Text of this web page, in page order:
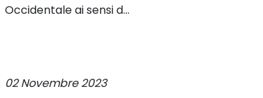
Occidentale ai sensi d...
02 Novembre 2023